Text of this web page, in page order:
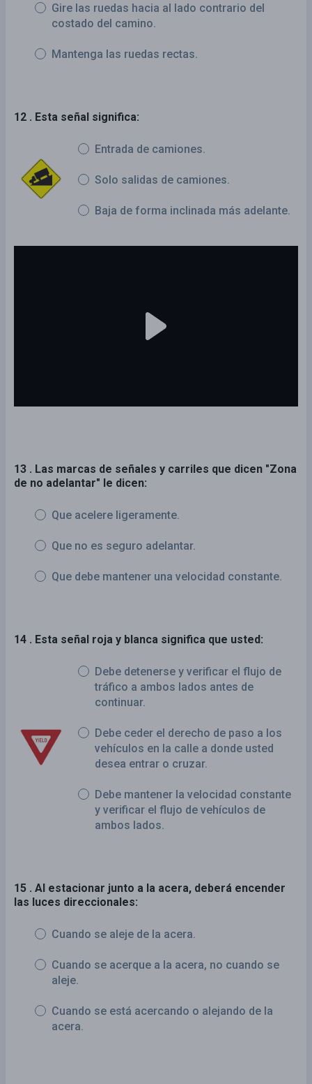
Gire las ruedas hacia al lado contrario del
costado del camino.
Mantenga las ruedas rectas.
12 . Esta señal significa:
Entrada de camiones.
Solo salidas de camiones.
Baja de forma inclinada más adelante.
13 . Las marcas de señales y carriles que dicen "Zona
de no adelantar" le dicen:
Que acelere ligeramente.
Que no es seguro adelantar.
Que debe mantener una velocidad constante.
14 . Esta señal roja y blanca significa que usted:
Debe detenerse y verificar el flujo de
tráfico a ambos lados antes de
continuar.
Debe ceder el derecho de paso a los
vehículos en la calle a donde usted
desea entrar o cruzar.
Debe mantener la velocidad constante
y verificar el flujo de vehículos de
ambos lados.
15 . Al estacionar junto a la acera, deberá encender
las luces direccionales:
Cuando se aleje de la acera.
Cuando se acerque a la acera, no cuando se
aleje.
Cuando se está acercando o alejando de la
acera.